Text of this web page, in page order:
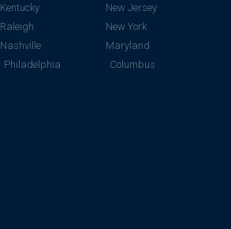
Kentucky
Raleigh
Nashville
Philadelphia
New Jersey
New York
Maryland
Columbus